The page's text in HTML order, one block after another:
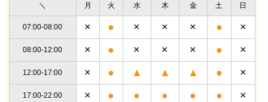
＼ 月 火 水 木 金 土 日
07:00-08:00 × ● × × × ● ×
08:00-12:00 × ● × × × ● ×
12:00-17:00 × ● ▲ ▲ ▲ ● ×
17:00-22:00 × ● ● ● ● ● ×